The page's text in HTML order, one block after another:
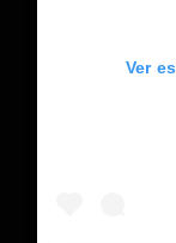
Ver